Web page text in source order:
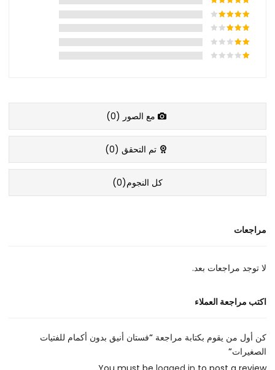
مع الصور (0
)
تم التحقق (0
)
كل النجوم(0
)
مراجعات
لا توجد مراجعات بعد.
اكتب مراجعة العملاء
كن أول من يقوم بكتابة مراجعة “فستان أنيق بدون أكمام للفتيات
الصغيرات”